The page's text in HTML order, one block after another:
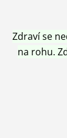
Zdraví se
na rohu.